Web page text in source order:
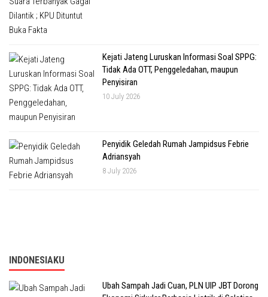
Kejati Jateng Luruskan Informasi Soal SPPG:
Tidak Ada OTT, Penggeledahan, maupun
Penyisiran
10 July 2026
Penyidik Geledah Rumah Jampidsus Febrie
Adriansyah
8 July 2026
INDONESIAKU
Ubah Sampah Jadi Cuan, PLN UIP JBT Dorong